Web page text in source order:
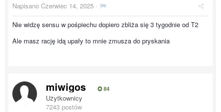
Napisano Czerwiec 14, 2025 ·
Nie widzę sensu w pośpiechu dopiero zbliża się 3 tygodnie od T2
Ale masz rację idą upały to mnie zmusza do pryskania
miwigos 84
Użytkownicy
7243 postów